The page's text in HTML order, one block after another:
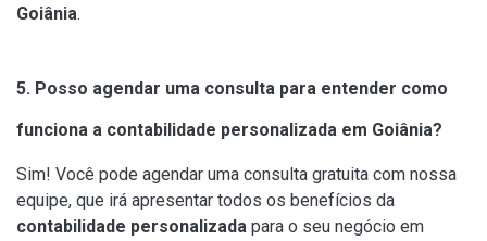
Goiânia.
5. Posso agendar uma consulta para entender como
funciona a contabilidade personalizada em Goiânia?
Sim! Você pode agendar uma consulta gratuita com nossa
equipe, que irá apresentar todos os benefícios da
contabilidade personalizada para o seu negócio em